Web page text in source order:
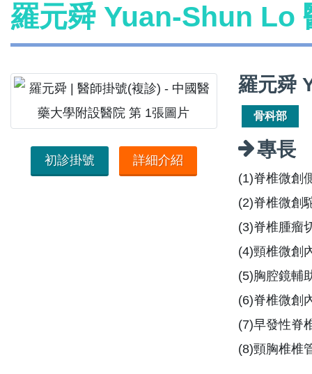
羅元舜 Yuan-Shun Lo
初診掛號 詳細介紹
羅元舜
骨科部
專長
(1)脊椎微創
(2)脊椎微創
(3)脊椎腫瘤
(4)頸椎微創
(5)胸腔鏡輔
(6)脊椎微創
(7)早發性脊
(8)頸胸椎椎